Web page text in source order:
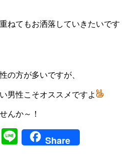
ねてもお洒落していきたいです
の方が多いですが、
男性こそオススメですよ
んか～！
Hatena
LineShare